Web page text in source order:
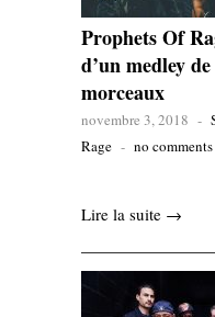
Prophets Of
d’un medley
morceaux
novembre 3, 2018 -
Rage - no comments
Lire la suite →